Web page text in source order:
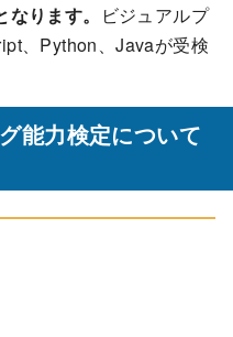
ります。
ビジュアルプ
、Python、Javaが受検
能力検定について